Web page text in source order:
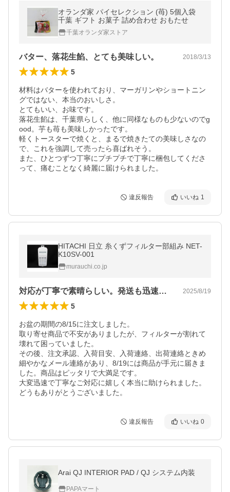
オランダ家 パイセレクション (苺) 5個入袋
千葉 ギフト お菓子 詰め合わせ おもたせ
千葉オランダ家ストア
バター、落花生餡、とても美味しい。 2018/3/13
5
材料はバターを使われており、マーガリンやショートニン
グではない、本当のおいしさ。
とてもいい、お味です。
落花生餡は、千葉県らしく、他に同様なものも少ないのでg
ood。芋も苺も美味しかったです。
軽くトースターで焼くと、まるで焼きたての美味しさなの
で、これを強調して売ったら喜ばれそう。
また、ひとつずつ丁寧にプチプチで丁寧に梱包してくださ
って、痛むことなく綺麗に届けられました。
違反報告 いいね 1
HITACHI 日立 糸くずフィルター部組み NET-
K10SV-001
murauchi.co.jp
対応が丁寧で素晴らしい。発送も迅速です。 2025/8/19
5
お盆の期間の8/15に注文しました。
取り寄せ商品で不安がありましたが、フィルターが割れて
壊れて困っていました。
その後、注文承認、入荷目安、入荷連絡、出荷連絡ときめ
細やかなメール連絡があり、8/19には商品が手元に届きま
した。商品はピッタリで大満足です。
大変迅速で丁寧なご対応に嬉しく本当に助けられました。
どうもありがとうございました。
違反報告 いいね 0
Arai QJ INTERIOR PAD / QJ システム内装
PAPAマート